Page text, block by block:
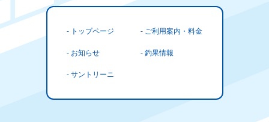
- トップページ - ご利用案内・料金
- お知らせ - 釣果情報
- サントリーニ